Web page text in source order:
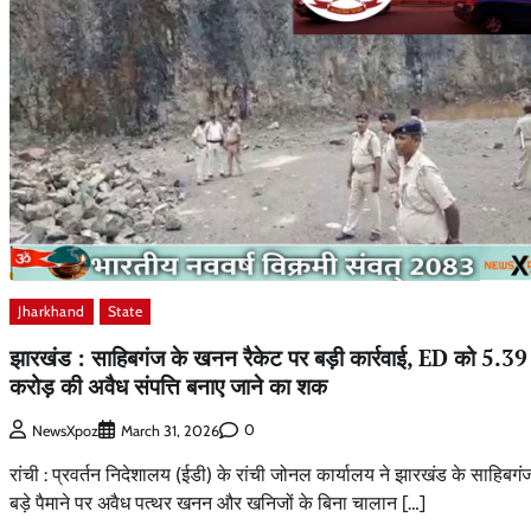
Jharkhand State
झारखंड : साहिबगंज के खनन रैकेट पर बड़ी कार्रवाई, ED को 5.39
करोड़ की अवैध संपत्ति बनाए जाने का शक
NewsXpoz March 31, 2026 0
रांची : प्रवर्तन निदेशालय (ईडी) के रांची जोनल कार्यालय ने झारखंड के
बड़े पैमाने पर अवैध पत्थर खनन और खनिजों के बिना चालान […]